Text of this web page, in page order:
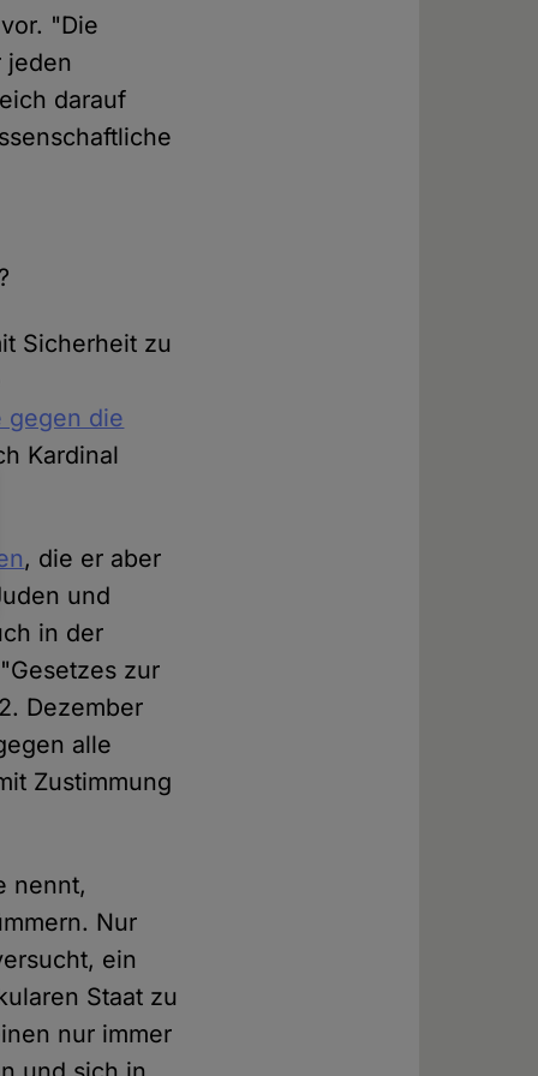
"Die
jeden
darauf
Sicherheit zu
gegen die
Kardinal
, die er aber
und
in der
zur
Dezember
alle
Zustimmung
nennt,
Nur
ein
Staat zu
nur immer